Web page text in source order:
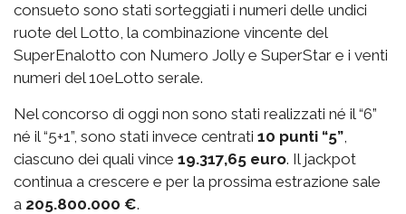
consueto sono stati sorteggiati i numeri delle undici
ruote del Lotto, la combinazione vincente del
SuperEnalotto con Numero Jolly e SuperStar e i venti
numeri del 10eLotto serale.
Nel concorso di oggi non sono stati realizzati né il “6”
né il “5+1”, sono stati invece centrati 10 punti “5”,
ciascuno dei quali vince 19.317,65 euro. Il jackpot
continua a crescere e per la prossima estrazione sale
a 205.800.000 €.